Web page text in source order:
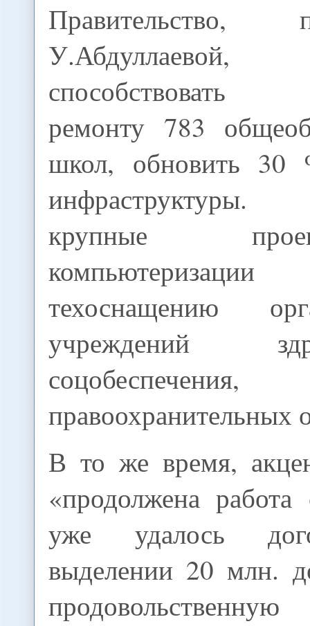
способствовать
ремонту 783
школ, обновить 30
инфраструктуры.
крупные
техоснащению
учреждений
соцобеспечения,
правоохранительных
В то же время,
«продолжена
уже удалось
выделении 20 млн.